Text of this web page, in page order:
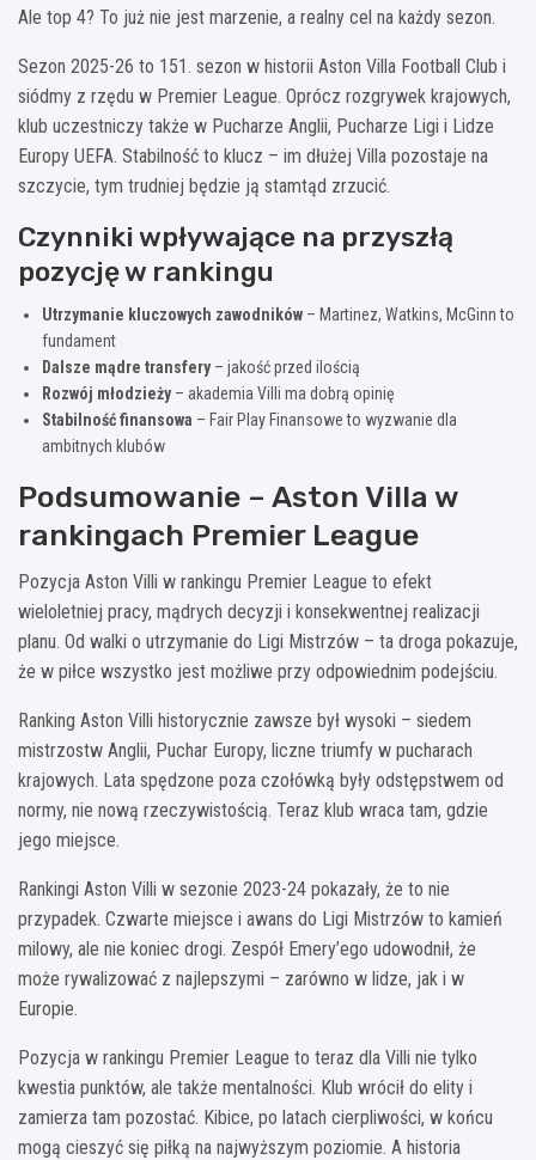
Ale top 4? To już nie jest marzenie, a realny cel na każdy sezon.
Sezon 2025-26 to 151. sezon w historii Aston Villa Football Club i
siódmy z rzędu w Premier League. Oprócz rozgrywek krajowych,
klub uczestniczy także w Pucharze Anglii, Pucharze Ligi i Lidze
Europy UEFA. Stabilność to klucz – im dłużej Villa pozostaje na
szczycie, tym trudniej będzie ją stamtąd zrzucić.
Czynniki wpływające na przyszłą
pozycję w rankingu
Utrzymanie kluczowych zawodników – Martinez, Watkins, McGinn to
fundament
Dalsze mądre transfery– jakość przed ilością
Rozwój młodzieży– akademia Villi ma dobrą opinię
Stabilność finansowa – Fair Play Finansowe to wyzwanie dla
ambitnych klubów
Podsumowanie – Aston Villa w
rankingach Premier League
Pozycja Aston Villi w rankingu Premier League to efekt
wieloletniej pracy, mądrych decyzji i konsekwentnej realizacji
planu. Od walki o utrzymanie do Ligi Mistrzów – ta droga pokazuje,
że w piłce wszystko jest możliwe przy odpowiednim podejściu.
Ranking Aston Villi historycznie zawsze był wysoki – siedem
mistrzostw Anglii, Puchar Europy, liczne triumfy w pucharach
krajowych. Lata spędzone poza czołówką były odstępstwem od
normy, nie nową rzeczywistością. Teraz klub wraca tam, gdzie
jego miejsce.
Rankingi Aston Villi w sezonie 2023-24 pokazały, że to nie
przypadek. Czwarte miejsce i awans do Ligi Mistrzów to kamień
milowy, ale nie koniec drogi. Zespół Emery’ego udowodnił, że
może rywalizować z najlepszymi – zarówno w lidze, jak i w
Europie.
Pozycja w rankingu Premier League to teraz dla Villi nie tylko
kwestia punktów, ale także mentalności. Klub wrócił do elity i
zamierza tam pozostać. Kibice, po latach cierpliwości, w końcu
mogą cieszyć się piłką na najwyższym poziomie. A historia